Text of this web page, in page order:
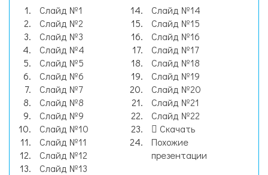
Слайд №1
Слайд №2
Слайд №3
Слайд №4
Слайд №5
Слайд №6
Слайд №7
Слайд №8
Слайд №9
Слайд №10
Слайд №11
Слайд №12
Слайд №13
Слайд №14
Слайд №15
Слайд №16
Слайд №17
Слайд №18
Слайд №19
Слайд №20
Слайд №21
Слайд №22
Скачать
Похожие
презентации